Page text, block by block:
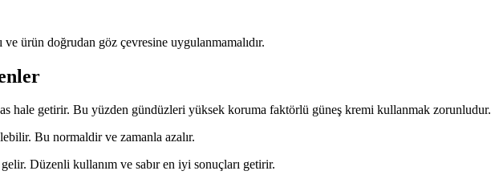
ürün doğrudan göz çevresine uygulanmamalıdır.
hale getirir. Bu yüzden gündüzleri yüksek koruma faktörlü güneş kremi kullanmak zorunludur.
Bu normaldir ve zamanla azalır.
Düzenli kullanım ve sabır en iyi sonuçları getirir.